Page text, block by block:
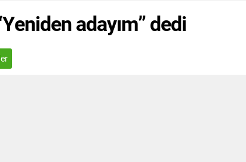
adayım” dedi